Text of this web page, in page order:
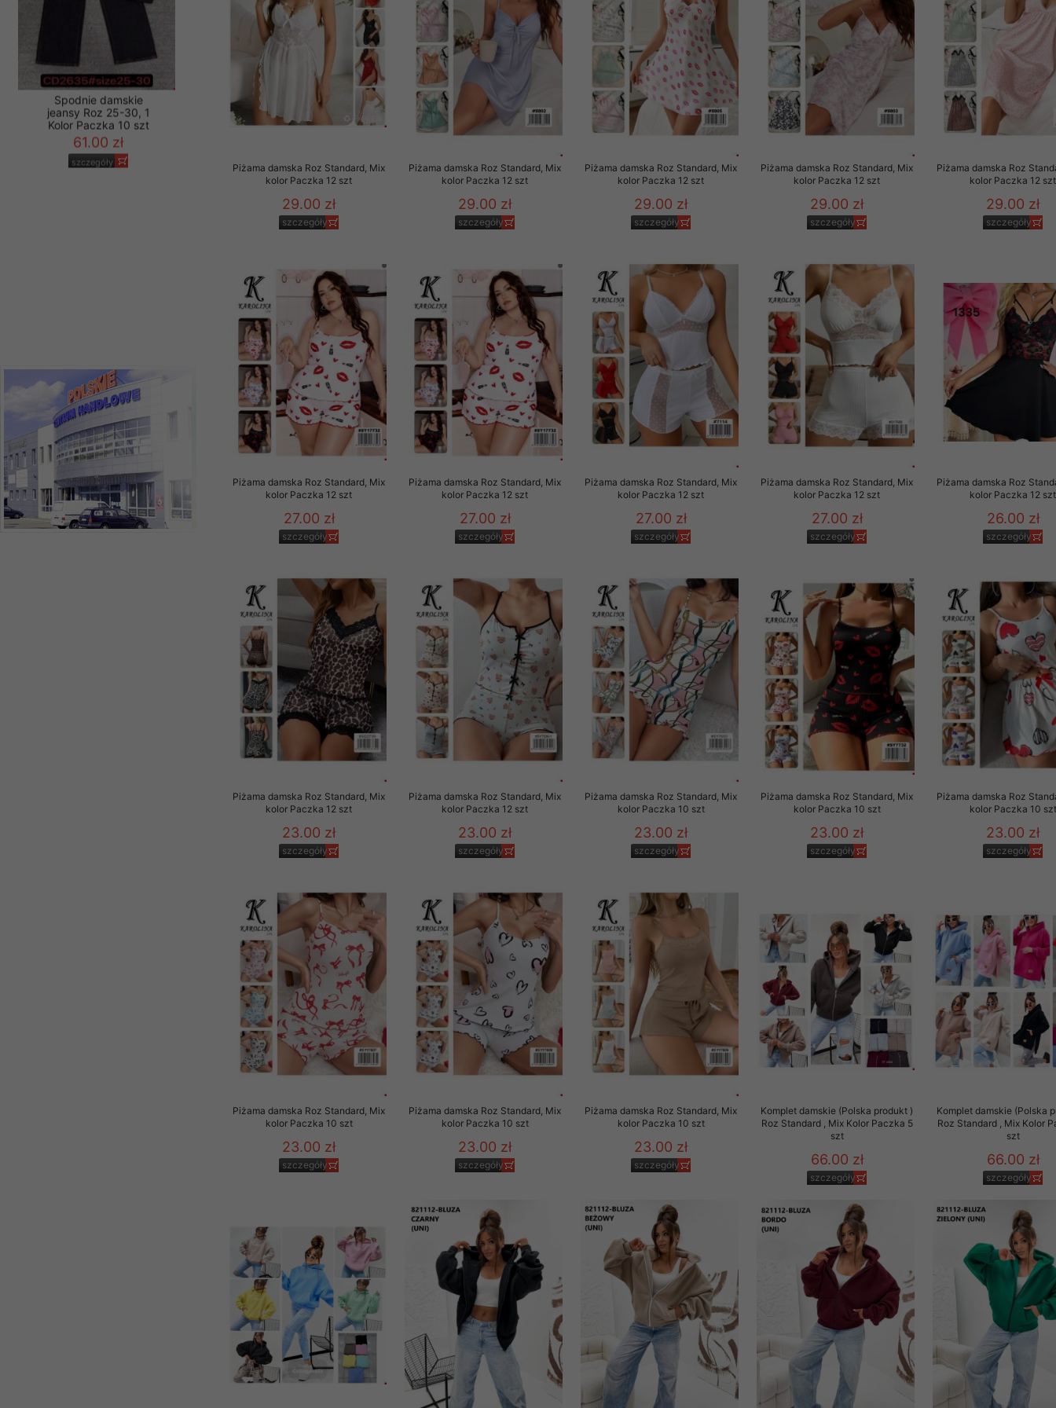
Spodnie damskie
jeansy Roz 25-30, 1
Piżama damska Roz Standard, Mix
kolor Paczka 12 szt
29.00 zł
szczegóły
Piżama damska Roz Standard, Mix
kolor Paczka 12 szt
29.00 zł
szczegóły
Piżama damska Roz Standard, Mix
kolor Paczka 12 szt
29.00 zł
szczegóły
Piżama damska Roz Standard, Mix
kolor Paczka 12 szt
29.00 zł
szczegóły
Piżama damska Roz
kolor Paczka 12 szt
29.00 zł
szczegóły
Piżama damska Roz Standard, Mix
kolor Paczka 12 szt
27.00 zł
szczegóły
Piżama damska Roz Standard, Mix
kolor Paczka 12 szt
27.00 zł
szczegóły
Piżama damska Roz Standard, Mix
kolor Paczka 12 szt
27.00 zł
szczegóły
Piżama damska Roz Standard, Mix
kolor Paczka 12 szt
27.00 zł
szczegóły
Piżama damska Roz
kolor Paczka 12 szt
26.00 zł
szczegóły
Piżama damska Roz Standard, Mix
kolor Paczka 12 szt
23.00 zł
szczegóły
Piżama damska Roz Standard, Mix
kolor Paczka 12 szt
23.00 zł
szczegóły
Piżama damska Roz Standard, Mix
kolor Paczka 10 szt
23.00 zł
szczegóły
Piżama damska Roz Standard, Mix
kolor Paczka 10 szt
23.00 zł
szczegóły
Piżama damska Roz
kolor Paczka 10 szt
23.00 zł
szczegóły
Piżama damska Roz Standard, Mix
kolor Paczka 10 szt
23.00 zł
szczegóły
Piżama damska Roz Standard, Mix
kolor Paczka 10 szt
23.00 zł
szczegóły
Piżama damska Roz Standard, Mix
kolor Paczka 10 szt
23.00 zł
szczegóły
Komplet damskie (Polska produkt )
Roz Standard , Mix Kolor Paczka 5
szt
66.00 zł
szczegóły
Komplet damskie (Polska
Roz Standard , Mix Kolor
szt
66.00 zł
szczegóły
Materiały reklamowo - promocyjne wysyłamy Klientom jedynie wówczas, gdy wyrazili na to zgodę. Dotyczy to w
szczególności newslettera wysyłanego Klientowi, jeżeli potwierdzi wyraźnie wskazanego przez nas linka
zawierającego akceptację na otrzymywanie newslettera o aktualnych promocjach, rabatach i nowościach w
naszym Sklepie. Materiały te dotyczą wyłącznie oferty naszego Sklepu.
Wszelkie pytania, wnioski i sugestie odnoszące się do ochrony Państwa prywatności, w szczególności danych
osobowych prosimy zgłaszać na email